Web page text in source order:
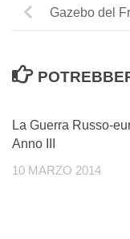
Gazebo del
La Guerra Russo-
Anno III
10 MARZO 2014